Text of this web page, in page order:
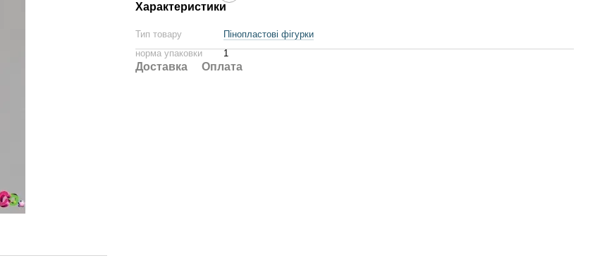
Характеристики
Тип товару
Пінопластові фігурки
норма упаковки
1
Доставка Оплата